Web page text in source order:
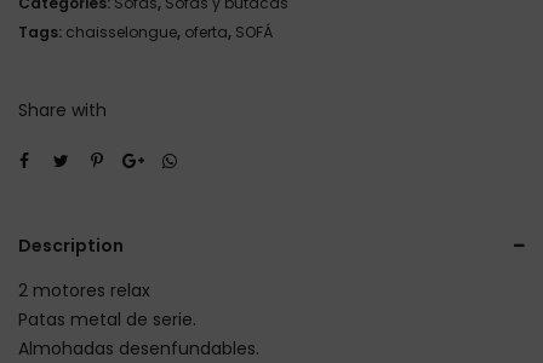
Tags: chaisselongue, oferta, SOFÁ
Share with
Description
2 motores relax
Patas metal de serie.
Almohadas desenfundables.